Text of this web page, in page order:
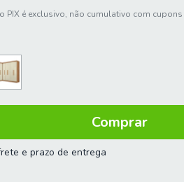
PIX é exclusivo, não cumulativo com
e prazo de entrega